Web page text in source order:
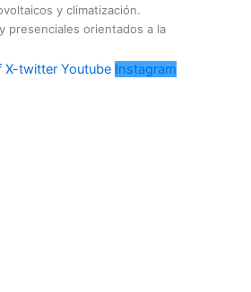
y climatización.
presenciales orientados a la
X-twitter Youtube Instagram